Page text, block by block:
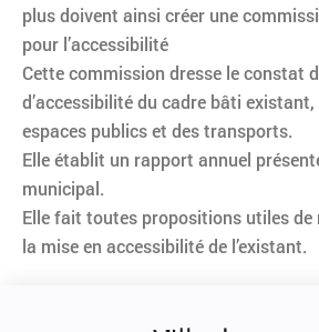
plus doivent ainsi créer une
pour l’accessibilité
Cette commission dresse le constat
d’accessibilité du cadre bâti
espaces publics et des transports.
Elle établit un rapport annuel
municipal.
Elle fait toutes propositions utiles de
la mise en accessibilité de l’existant.